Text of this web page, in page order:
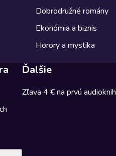
Dobrodružné romány
Ekonómia a biznis
Horory a mystika
Ďalšie
Zľava 4 € na prvú